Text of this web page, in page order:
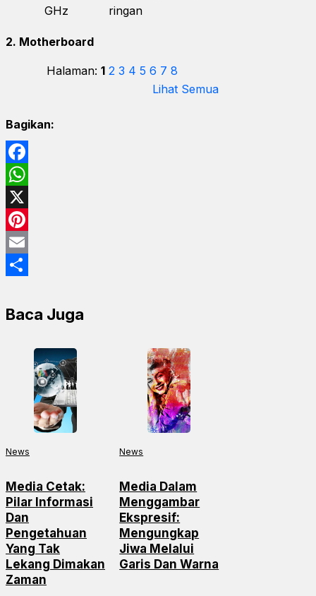
GHz
ringan
2. Motherboard
Halaman:1 2 3 4 5 6 7 8
Lihat Semua
Bagikan:
Facebook
WhatsApp
X
Pinterest
Email
Baca Juga
News
Media Cetak:
Pilar Informasi
Dan
Pengetahuan
Yang Tak
Lekang Dimakan
Zaman
News
Media Dalam
Menggambar
Ekspresif:
Mengungkap
Jiwa Melalui
Garis Dan Warna